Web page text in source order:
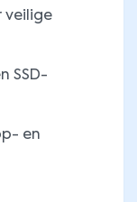
veilige
SSD-
en